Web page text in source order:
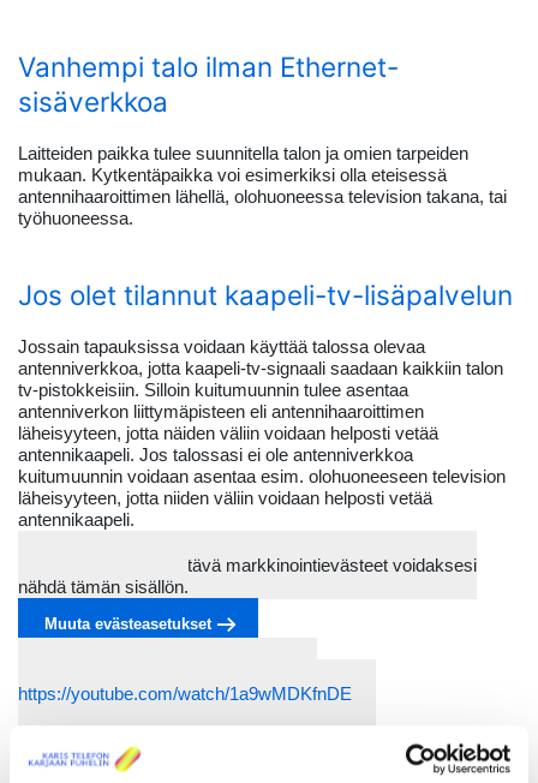
Vanhempi talo ilman Ethernet-
sisäverkkoa
Laitteiden paikka tulee suunnitella talon ja omien tarpeiden
mukaan. Kytkentäpaikka voi esimerkiksi olla eteisessä
antennihaaroittimen lähellä, olohuoneessa television takana, tai
työhuoneessa.
Jos olet tilannut kaapeli-tv-lisäpalvelun
Jossain tapauksissa voidaan käyttää talossa olevaa
antenniverkkoa, jotta kaapeli-tv-signaali saadaan kaikkiin talon
tv-pistokkeisiin. Silloin kuitumuunnin tulee asentaa
antenniverkon liittymäpisteen eli antennihaaroittimen
läheisyyteen, jotta näiden väliin voidaan helposti vetää
antennikaapeli. Jos talossasi ei ole antenniverkkoa
kuitumuunnin voidaan asentaa esim. olohuoneeseen television
läheisyyteen, jotta niiden väliin voidaan helposti vetää
antennikaapeli.
Sinun on hyväksyttävä markkinointievästeet voidaksesi
nähdä tämän sisällön.
Muuta evästeasetukset
https://youtube.com/watch/1a9wMDKfnDE